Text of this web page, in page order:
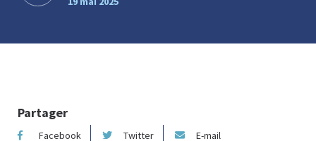
Partager
Facebook Twitter E-mail